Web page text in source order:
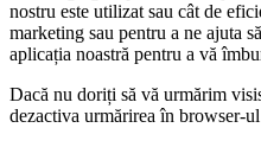
nostru este utilizat sau cât de
marketing sau pentru a ne ajuta
aplicația noastră pentru a vă
Dacă nu doriți să vă urmărim
dezactiva urmărirea în browser-